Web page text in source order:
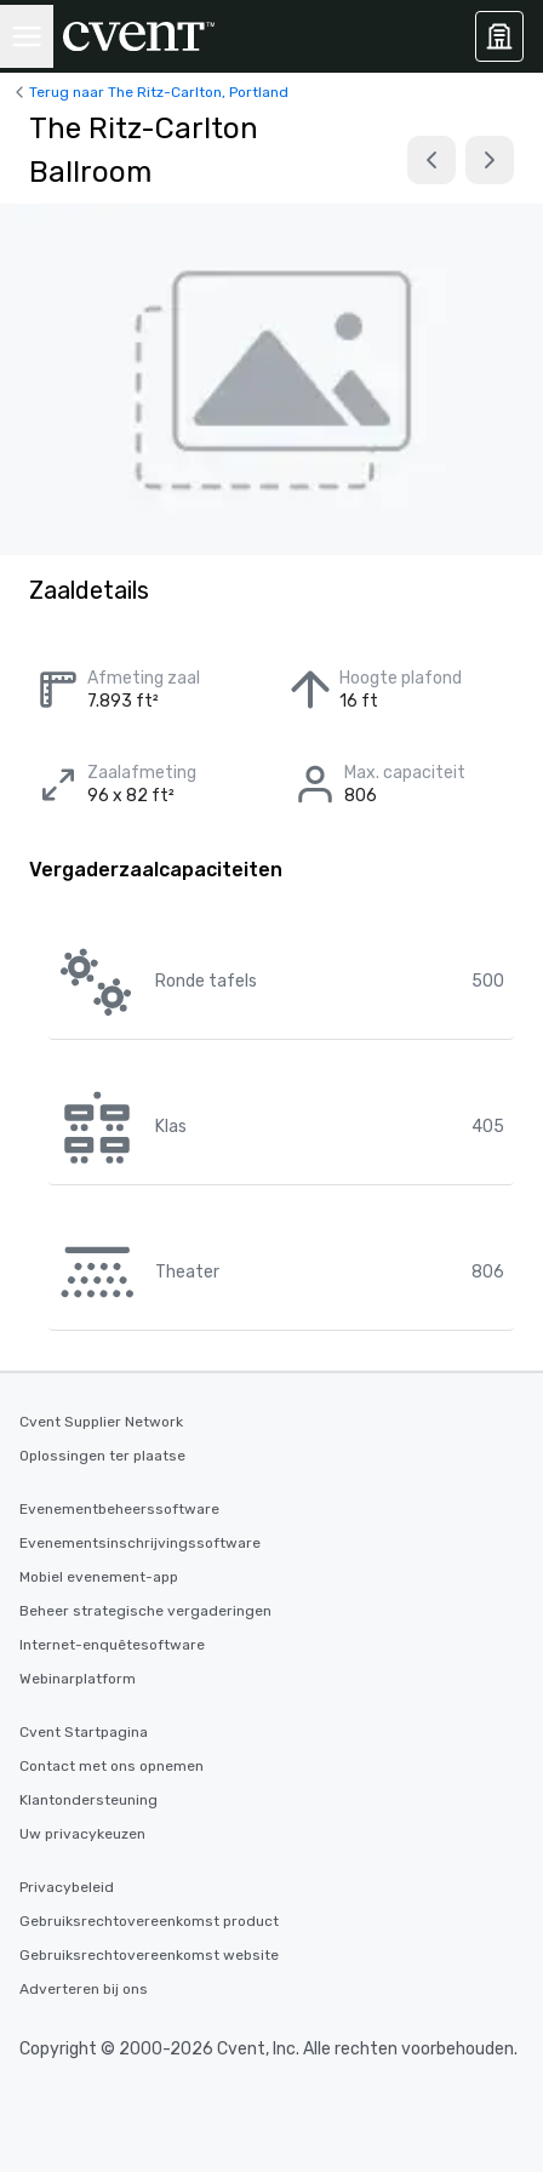
Terug naar The Ritz-Carlton, Portland
The Ritz-Carlton
Ballroom
Zaaldetails
Afmeting zaal
7.893 ft²
Hoogte plafond
16 ft
Zaalafmeting
96 x 82 ft²
Max. capaciteit
806
Vergaderzaalcapaciteiten
Ronde tafels 500
Klas 405
Theater 806
Cvent Supplier Network
Oplossingen ter plaatse
Evenementbeheerssoftware
Evenementsinschrijvingssoftware
Mobiel evenement-app
Beheer strategische vergaderingen
Internet-enquêtesoftware
Webinarplatform
Cvent Startpagina
Contact met ons opnemen
Klantondersteuning
Uw privacykeuzen
Privacybeleid
Gebruiksrechtovereenkomst product
Gebruiksrechtovereenkomst website
Adverteren bij ons
Copyright © 2000-2026 Cvent, Inc. Alle rechten voorbehouden.